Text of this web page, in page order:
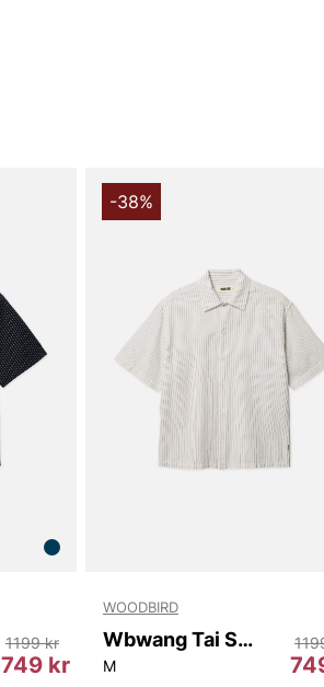
749 kr
1199 kr
-38%
WOODBIRD
Wbwang Tai Stripe Shirt
M